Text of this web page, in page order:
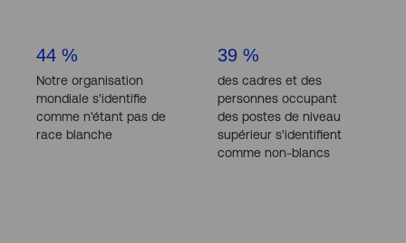
44 %
Notre organisation
mondiale s'identifie
comme n'étant pas de
race blanche
39 %
des cadres et des
personnes occupant
des postes de niveau
supérieur s'identifient
comme non-blancs